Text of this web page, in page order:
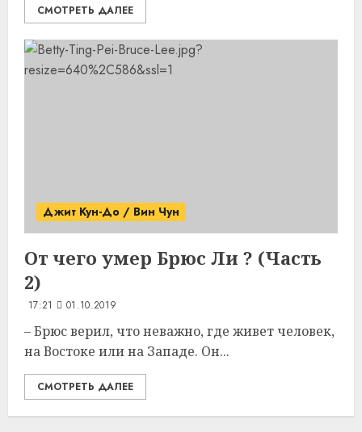
СМОТРЕТЬ ДАЛЕЕ
Джит Кун-До / Вин Чун
От чего умер Брюс Ли ? (Часть
2)
17:21 01.10.2019
– Брюс верил, что неважно, где живет человек,
на Востоке или на Западе. Он...
СМОТРЕТЬ ДАЛЕЕ